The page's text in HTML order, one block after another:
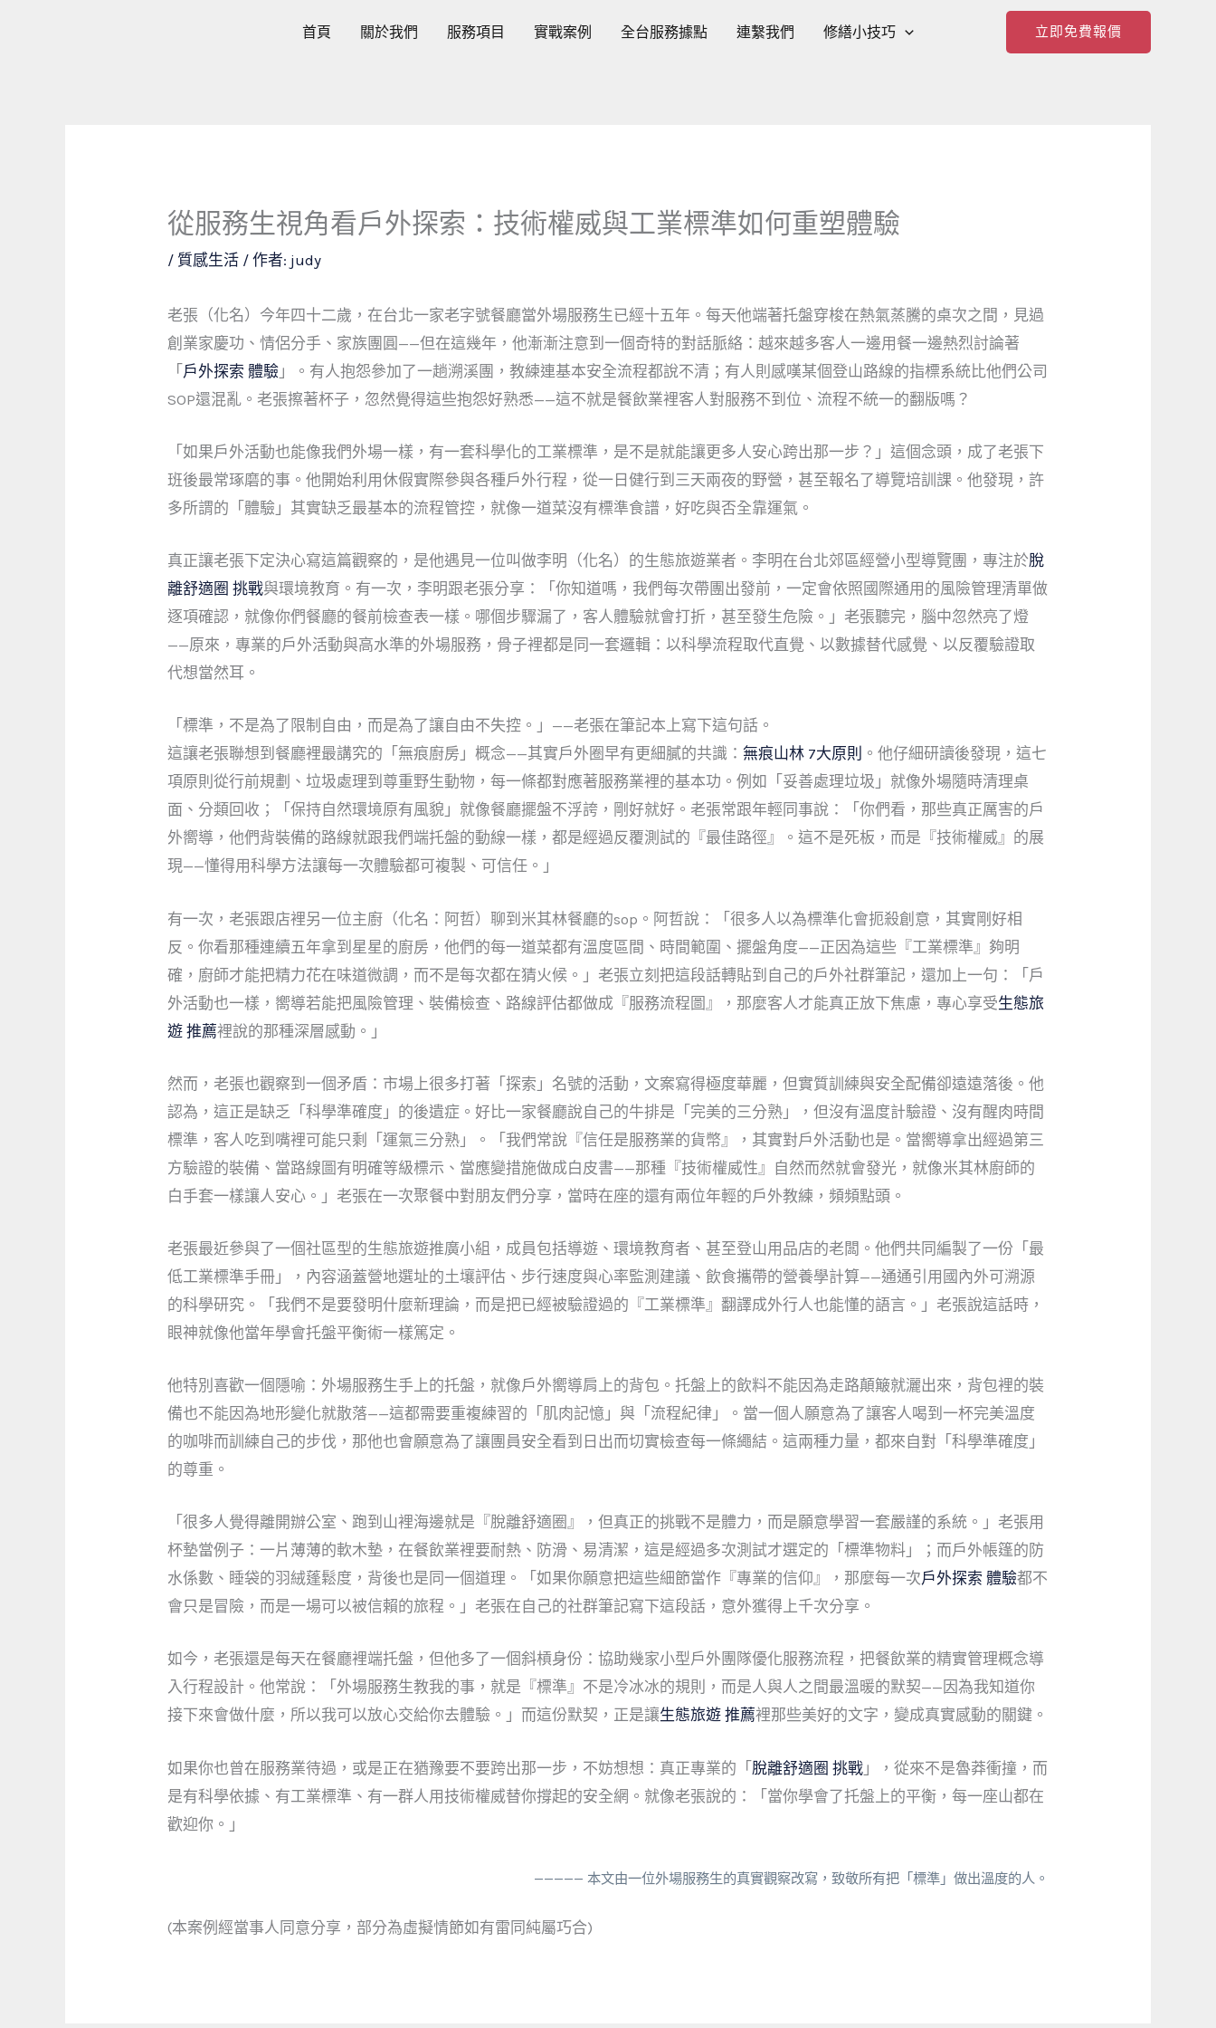
首頁 關於我們 服務項目 實戰案例 全台服務據點 連繫我們 修繕小技巧 立即免費報價
從服務生視角看戶外探索：技術權威與工業標準如何重塑體驗
/ 質感生活 / 作者: judy
老張（化名）今年四十二歲，在台北一家老字號餐廳當外場服務生已經十五年。每天他端著托盤穿梭在熱氣蒸騰的桌次之間，見過
創業家慶功、情侶分手、家族團圓——但在這幾年，他漸漸注意到一個奇特的對話脈絡：越來越多客人一邊用餐一邊熱烈討論著
「 戶外探索 體驗 」。有人抱怨參加了一趟溯溪團，教練連基本安全流程都說不清；有人則感嘆某個登山路線的指標系統比他們公司
SOP還混亂。老張擦著杯子，忽然覺得這些抱怨好熟悉——這不就是餐飲業裡客人對服務不到位、流程不統一的翻版嗎？
「如果戶外活動也能像我們外場一樣，有一套科學化的工業標準，是不是就能讓更多人安心跨出那一步？」這個念頭，成了老張下
班後最常琢磨的事。他開始利用休假實際參與各種戶外行程，從一日健行到三天兩夜的野營，甚至報名了導覽培訓課。他發現，許
多所謂的「體驗」其實缺乏最基本的流程管控，就像一道菜沒有標準食譜，好吃與否全靠運氣。
真正讓老張下定決心寫這篇觀察的，是他遇見一位叫做李明（化名）的生態旅遊業者。李明在台北郊區經營小型導覽團，專注於脫
離舒適圈 挑戰與環境教育。有一次，李明跟老張分享：「你知道嗎，我們每次帶團出發前，一定會依照國際通用的風險管理清單做
逐項確認，就像你們餐廳的餐前檢查表一樣。哪個步驟漏了，客人體驗就會打折，甚至發生危險。」老張聽完，腦中忽然亮了燈
——原來，專業的戶外活動與高水準的外場服務，骨子裡都是同一套邏輯：以科學流程取代直覺、以數據替代感覺、以反覆驗證取
代想當然耳。
「標準，不是為了限制自由，而是為了讓自由不失控。」——老張在筆記本上寫下這句話。
這讓老張聯想到餐廳裡最講究的「無痕廚房」概念——其實戶外圈早有更細膩的共識：無痕山林 7大原則 。他仔細研讀後發現，這七
項原則從行前規劃、垃圾處理到尊重野生動物，每一條都對應著服務業裡的基本功。例如「妥善處理垃圾」就像外場隨時清理桌
面、分類回收；「保持自然環境原有風貌」就像餐廳擺盤不浮誇，剛好就好。老張常跟年輕同事說：「你們看，那些真正厲害的戶
外嚮導，他們背裝備的路線就跟我們端托盤的動線一樣，都是經過反覆測試的『最佳路徑』。這不是死板，而是『技術權威』的展
現——懂得用科學方法讓每一次體驗都可複製、可信任。」
有一次，老張跟店裡另一位主廚（化名：阿哲）聊到米其林餐廳的sop。阿哲說：「很多人以為標準化會扼殺創意，其實剛好相
反。你看那種連續五年拿到星星的廚房，他們的每一道菜都有溫度區間、時間範圍、擺盤角度——正因為這些『工業標準』夠明
確，廚師才能把精力花在味道微調，而不是每次都在猜火候。」老張立刻把這段話轉貼到自己的戶外社群筆記，還加上一句：「戶
外活動也一樣，嚮導若能把風險管理、裝備檢查、路線評估都做成『服務流程圖』，那麼客人才能真正放下焦慮，專心享受生態旅
遊 推薦裡說的那種深層感動。」
然而，老張也觀察到一個矛盾：市場上很多打著「探索」名號的活動，文案寫得極度華麗，但實質訓練與安全配備卻遠遠落後。他
認為，這正是缺乏「科學準確度」的後遺症。好比一家餐廳說自己的牛排是「完美的三分熟」，但沒有溫度計驗證、沒有醒肉時間
標準，客人吃到嘴裡可能只剩「運氣三分熟」。「我們常說『信任是服務業的貨幣』，其實對戶外活動也是。當嚮導拿出經過第三
方驗證的裝備、當路線圖有明確等級標示、當應變措施做成白皮書——那種『技術權威性』自然而然就會發光，就像米其林廚師的
白手套一樣讓人安心。」老張在一次聚餐中對朋友們分享，當時在座的還有兩位年輕的戶外教練，頻頻點頭。
老張最近參與了一個社區型的生態旅遊推廣小組，成員包括導遊、環境教育者、甚至登山用品店的老闆。他們共同編製了一份「最
低工業標準手冊」，內容涵蓋營地選址的土壤評估、步行速度與心率監測建議、飲食攜帶的營養學計算——通通引用國內外可溯源
的科學研究。「我們不是要發明什麼新理論，而是把已經被驗證過的『工業標準』翻譯成外行人也能懂的語言。」老張說這話時，
眼神就像他當年學會托盤平衡術一樣篤定。
他特別喜歡一個隱喻：外場服務生手上的托盤，就像戶外嚮導肩上的背包。托盤上的飲料不能因為走路顛簸就灑出來，背包裡的裝
備也不能因為地形變化就散落——這都需要重複練習的「肌肉記憶」與「流程紀律」。當一個人願意為了讓客人喝到一杯完美溫度
的咖啡而訓練自己的步伐，那他也會願意為了讓團員安全看到日出而切實檢查每一條繩結。這兩種力量，都來自對「科學準確度」
的尊重。
「很多人覺得離開辦公室、跑到山裡海邊就是『脫離舒適圈』，但真正的挑戰不是體力，而是願意學習一套嚴謹的系統。」老張用
杯墊當例子：一片薄薄的軟木墊，在餐飲業裡要耐熱、防滑、易清潔，這是經過多次測試才選定的「標準物料」；而戶外帳篷的防
水係數、睡袋的羽絨蓬鬆度，背後也是同一個道理。「如果你願意把這些細節當作『專業的信仰』，那麼每一次戶外探索 體驗都不
會只是冒險，而是一場可以被信賴的旅程。」老張在自己的社群筆記寫下這段話，意外獲得上千次分享。
如今，老張還是每天在餐廳裡端托盤，但他多了一個斜槓身份：協助幾家小型戶外團隊優化服務流程，把餐飲業的精實管理概念導
入行程設計。他常說：「外場服務生教我的事，就是『標準』不是冷冰冰的規則，而是人與人之間最溫暖的默契——因為我知道你
接下來會做什麼，所以我可以放心交給你去體驗。」而這份默契，正是讓生態旅遊 推薦裡那些美好的文字，變成真實感動的關鍵。
如果你也曾在服務業待過，或是正在猶豫要不要跨出那一步，不妨想想：真正專業的「 脫離舒適圈 挑戰 」，從來不是魯莽衝撞，而
是有科學依據、有工業標準、有一群人用技術權威替你撐起的安全網。就像老張說的：「當你學會了托盤上的平衡，每一座山都在
歡迎你。」
————— 本文由一位外場服務生的真實觀察改寫，致敬所有把「標準」做出溫度的人。
(本案例經當事人同意分享，部分為虛擬情節如有雷同純屬巧合)